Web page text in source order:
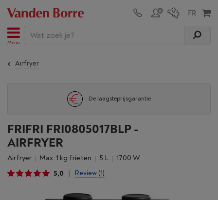
Menu
Airfryer
De laagsteprijsgarantie
FRIFRI FRI0805017BLP -
AIRFRYER
Airfryer Max. 1 kg frieten 5 L
1700 W
5,0
Review (1)